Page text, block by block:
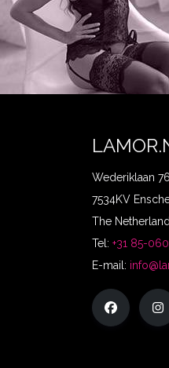
Wederiklaan
7534KV
The
Tel: +31 85-
E-mail: